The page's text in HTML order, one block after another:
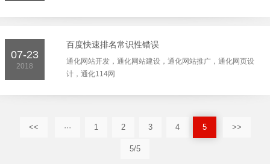
07-23
2018
百度快速排名常识性错误
通化网站开发，通化网站建设，通化网站推广，通化网页设
计，通化114网
<< ··· 1 2 3 4 5 >>
5/5